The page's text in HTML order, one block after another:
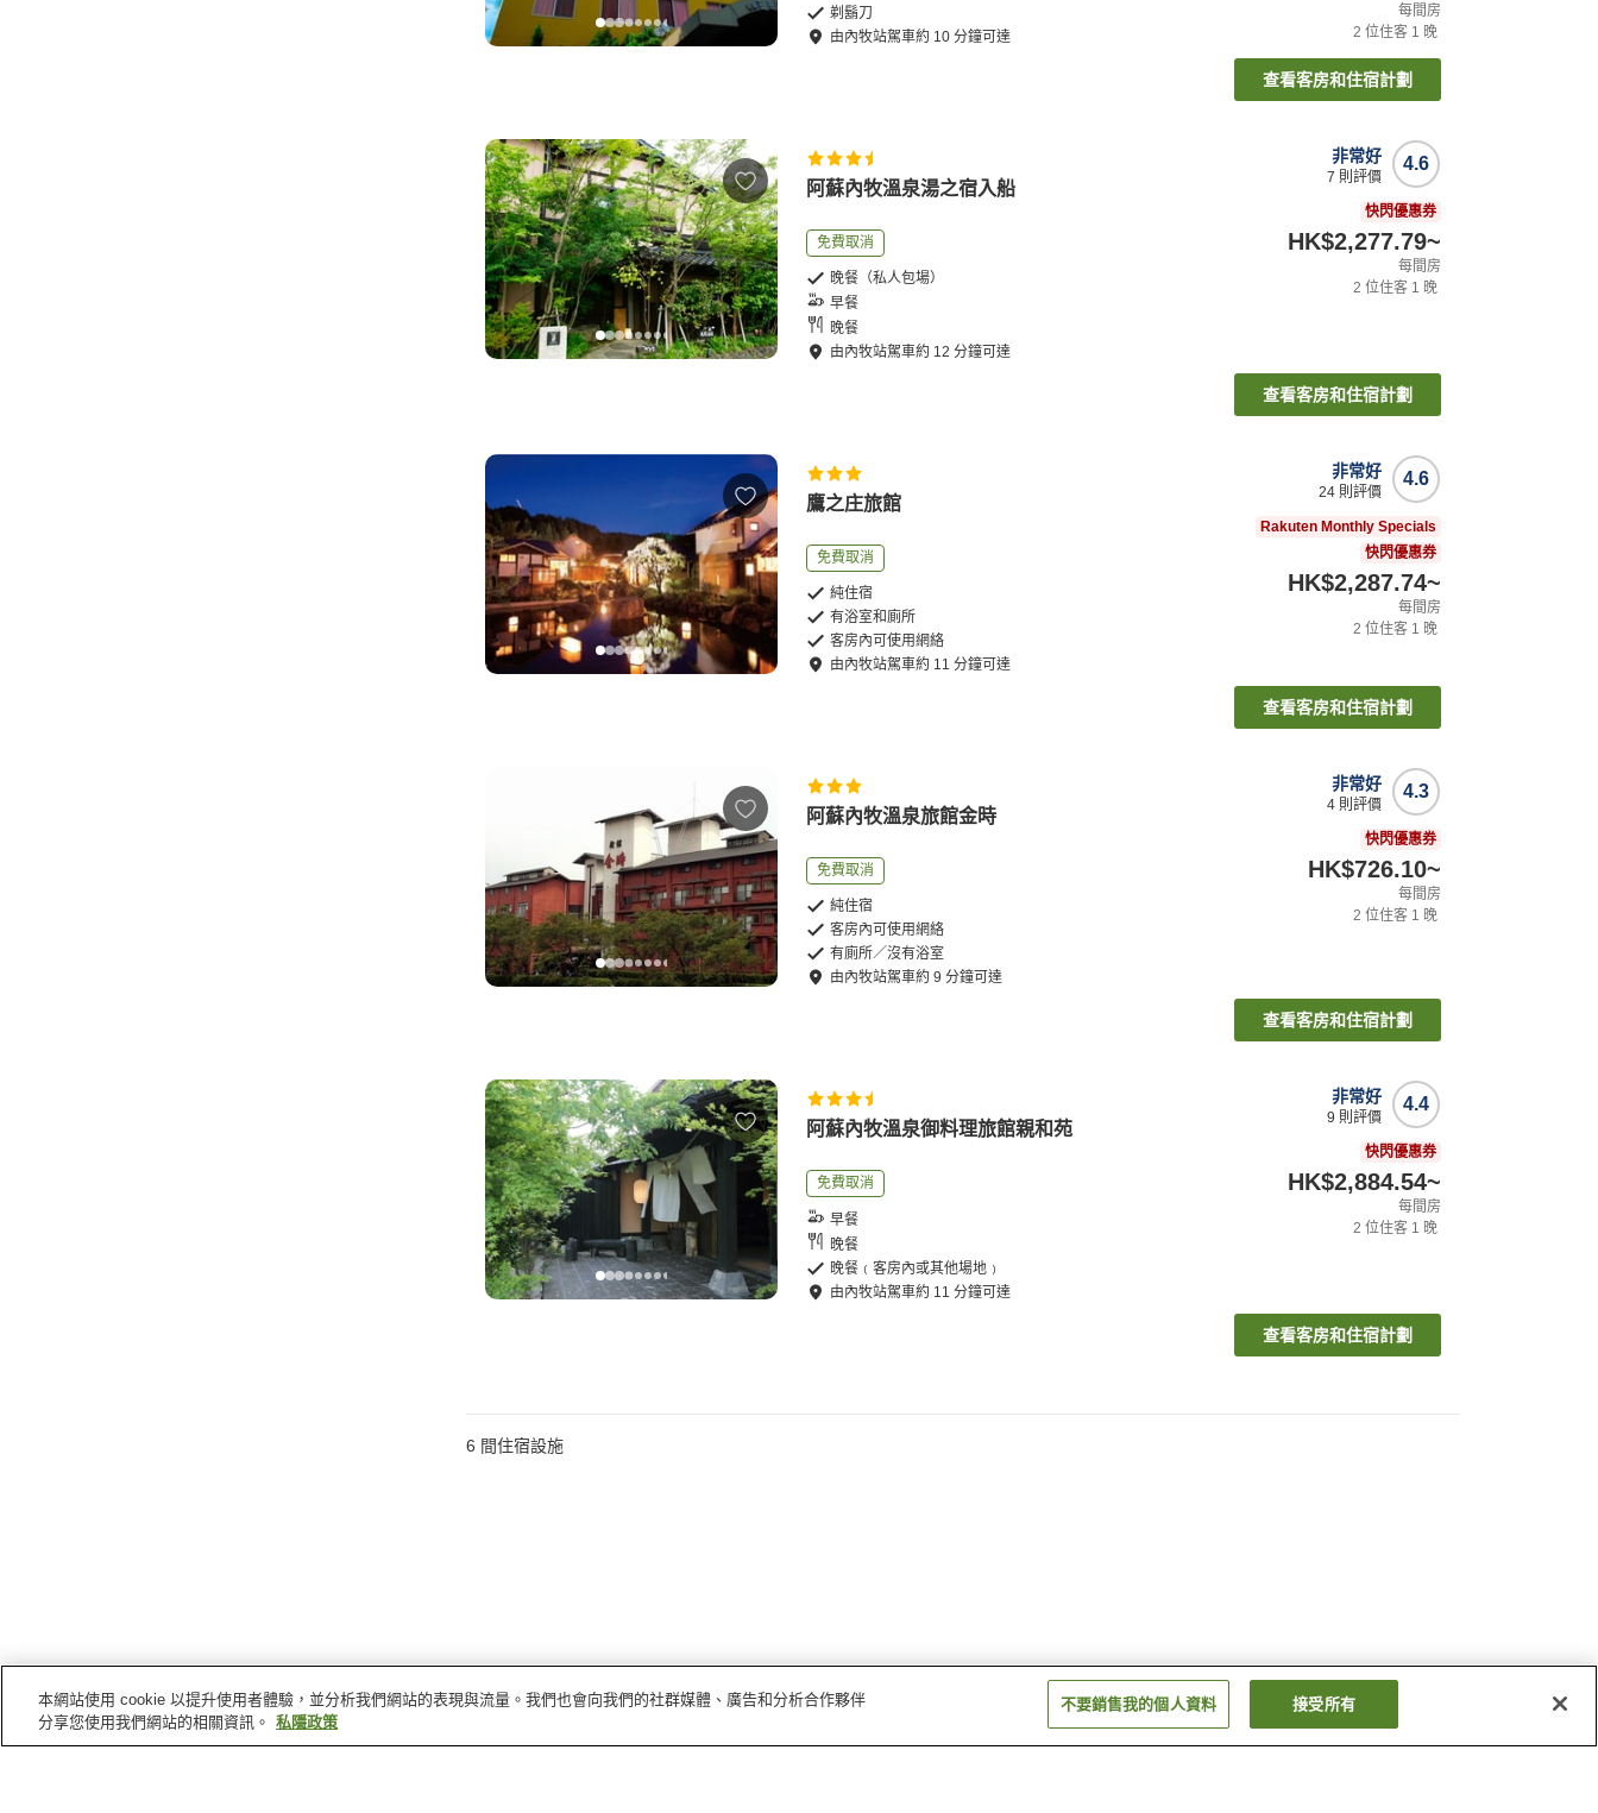
剃鬍刀
由內牧站駕車約 10 分鐘可達
每間房
2 位住客 1 晚
查看客房和住宿計劃
阿蘇內牧溫泉湯之宿入船
免費取消
晚餐（私人包場）
早餐
晚餐
由內牧站駕車約 12 分鐘可達
4.6
非常好
7 則評價
快閃優惠券
HK$2,277.79~
每間房
2 位住客 1 晚
查看客房和住宿計劃
鷹之庄旅館
免費取消
純住宿
有浴室和廁所
客房內可使用網絡
由內牧站駕車約 11 分鐘可達
4.6
非常好
24 則評價
Rakuten Monthly Specials
快閃優惠券
HK$2,287.74~
每間房
2 位住客 1 晚
查看客房和住宿計劃
阿蘇內牧溫泉旅館金時
免費取消
純住宿
客房內可使用網絡
有廁所／沒有浴室
由內牧站駕車約9 分鐘可達
4.3
非常好
4 則評價
快閃優惠券
HK$726.10~
每間房
2 位住客 1 晚
查看客房和住宿計劃
阿蘇內牧溫泉御料理旅館親和苑
免費取消
早餐
晚餐
晚餐﹙客房內或其他場地﹚
由內牧站駕車約 11 分鐘可達
4.4
非常好
9 則評價
快閃優惠券
HK$2,884.54~
每間房
2 位住客 1 晚
查看客房和住宿計劃
6 間住宿設施
本網站使用 cookie 以提升使用者體驗，並分析我們網站的表現與流量。我們也會向我們的社群媒體、廣告和分析合作夥伴
分享您使用我們網站的相關資訊。 私隱政策
不要銷售我的個人資料 接受所有